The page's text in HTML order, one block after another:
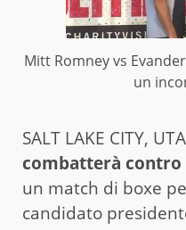
Mitt Romney vs
un
SALT LAKE CITY,
combatterà contro
un match di boxe
candidato